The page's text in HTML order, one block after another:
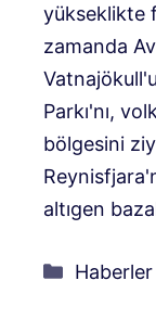
yükseklikte
zamanda
Parkı'nı,
bölgesini
altıgen
Haberler